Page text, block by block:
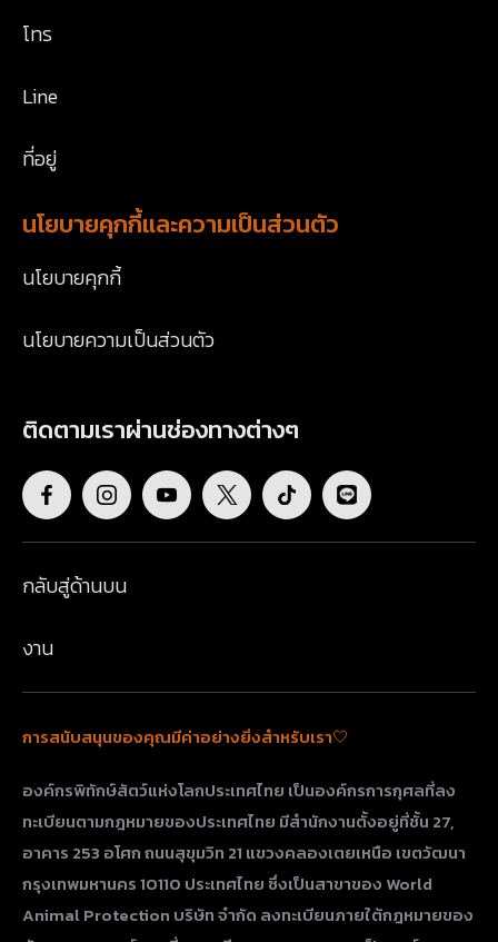
โทร
Line
ที่อยู่
นโยบายคุกกี้และความเป็นส่วนตัว
นโยบายคุกกี้
นโยบายความเป็นส่วนตัว
ติดตามเราผ่านช่องทางต่างๆ
กลับสู่ด้านบน
งาน
การสนับสนุนของคุณมีค่าอย่างยิ่งสำหรับเรา🤍
องค์กรพิทักษ์สัตว์แห่งโลกประเทศไทย เป็นองค์กรการกุศลที่ลง
ทะเบียนตามกฎหมายของประเทศไทย มีสำนักงานตั้งอยู่ที่ชั้น 27,
อาคาร 253 อโศก ถนนสุขุมวิท 21 แขวงคลองเตยเหนือ เขตวัฒนา
กรุงเทพมหานคร 10110 ประเทศไทย​​​​​​​ ซึ่งเป็นสาขาของ World
Animal Protection บริษัท จำกัด ลงทะเบียนภายใต้กฎหมายของ